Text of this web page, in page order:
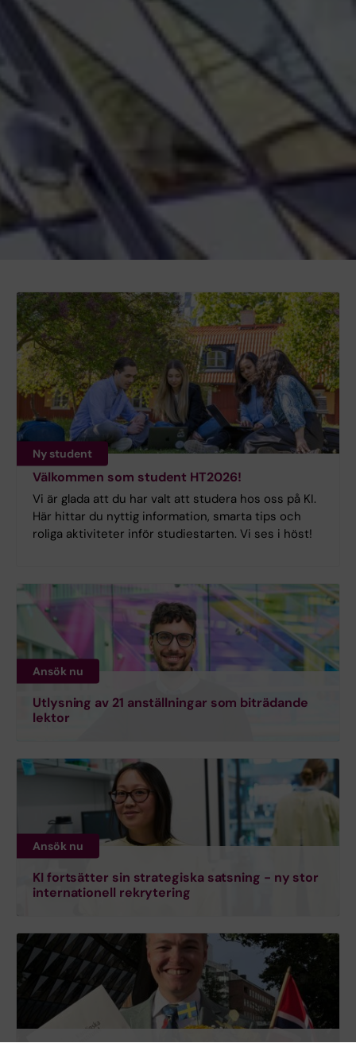
Ny student
Välkommen som student HT2026!
Vi är glada att du har valt att studera hos oss på KI.
Här hittar du nyttig information, smarta tips och
roliga aktiviteter inför studiestarten. Vi ses i höst!
Ansök nu
Utlysning av 21 anställningar som biträdande
lektor
Ansök nu
KI fortsätter sin strategiska satsning - ny stor
internationell rekrytering